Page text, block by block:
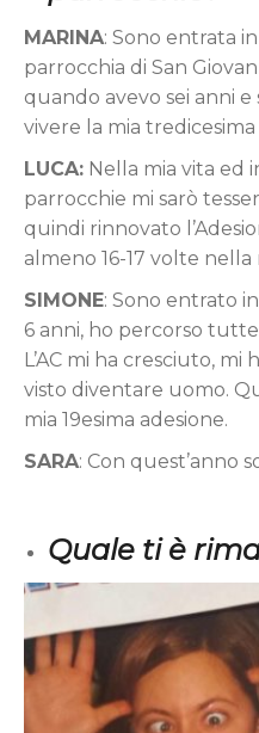
MARINA: Sono entrata
parrocchia di San
quando avevo sei anni e
vivere la mia tredicesima
LUCA: Nella mia vita ed
parrocchie mi sarò
quindi rinnovato
almeno 16-17 volte nella
SIMONE: Sono entrato
6 anni, ho percorso
L’AC mi ha cresciuto,
visto diventare uomo.
mia 19esima adesione.
SARA: Con quest’anno
Quale ti è